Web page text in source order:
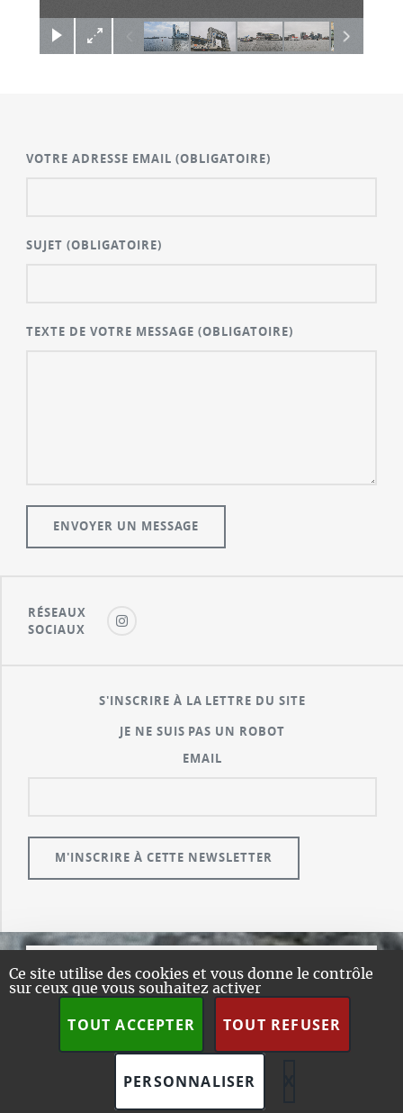
Ce site utilise des cookies et vous donne le contrôle
sur ceux que vous souhaitez activer
TOUT ACCEPTER TOUT REFUSER
PERSONNALISER
VOTRE ADRESSE EMAIL(OBLIGATOIRE)
SUJET(OBLIGATOIRE)
TEXTE DE VOTRE MESSAGE(OBLIGATOIRE)
RÉSEAUX
SOCIAUX
S'INSCRIRE À LA LETTRE DU SITE
JE NE SUIS PAS UN ROBOT
EMAIL
© GUALENI.COM
A PROPOS
PLAN DU SITE